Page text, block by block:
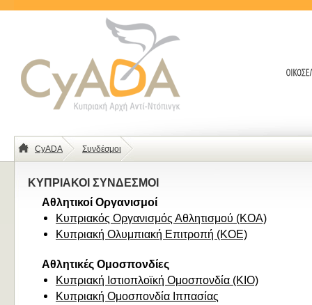
CyADA Συνδέσμοι
ΚΥΠΡΙΑΚΟΙ ΣΥΝΔΕΣΜΟΙ
Αθλητικοί Οργανισμοί
Κυπριακός Οργανισμός Αθλητισμού (KOA)
Κυπριακή Ολυμπιακή Επιτροπή (KOE)
Αθλητικές Ομοσπονδίες
Κυπριακή Ιστιοπλοϊκή Ομοσπονδία (ΚΙΟ)
Κυπριακή Ομοσπονδία Ιππασίας